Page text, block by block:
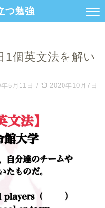
つ勉強
1個英文法を解い
5月11日 / 2020年10月7日